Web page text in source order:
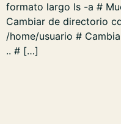
formato largo ls -a #
Cambiar de directorio
/home/usuario #
.. # […]